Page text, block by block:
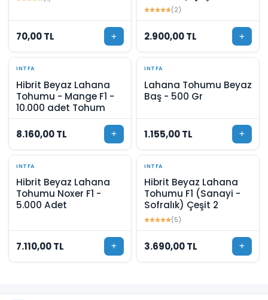
70,00 TL
(2)
2.900,00 TL
INTFA
Hibrit Beyaz Lahana
Tohumu - Mange F1 -
10.000 adet Tohum
8.160,00 TL
INTFA
Lahana Tohumu Beyaz
Baş - 500 Gr
1.155,00 TL
INTFA
Hibrit Beyaz Lahana
Tohumu Noxer F1 -
5.000 Adet
7.110,00 TL
INTFA
Hibrit Beyaz Lahana
Tohumu F1 (Sanayi -
Sofralık) Çeşit 2
(5)
3.690,00 TL